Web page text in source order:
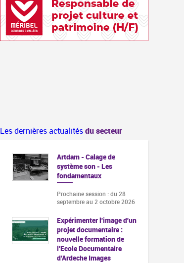
Les dernières actualitésdu secteur
Artdam - Calage de
système son - Les
fondamentaux
Prochaine session : du 28
septembre au 2 octobre 2026
Expérimenter l'image d'un
projet documentaire :
nouvelle formation de
l'Ecole Documentaire
d'Ardeche Images